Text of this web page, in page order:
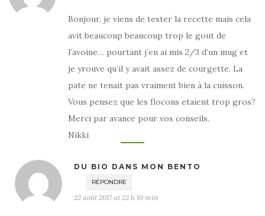
Bonjour, je viens de tester la recette mais cela
avit beaucoup beaucoup trop le gout de
l’avoine… pourtant j’en ai mis 2/3 d’un mug et
je yrouve qu’il y avait assez de courgette. La
pate ne tenait pas vraiment bien à la cuisson.
Vous pensez que les flocons etaient trop gros?
Merci par avance pour vos conseils.
Nikki
DU BIO DANS MON BENTO
RÉPONDRE
22 août 2017 at 22 h 10 min